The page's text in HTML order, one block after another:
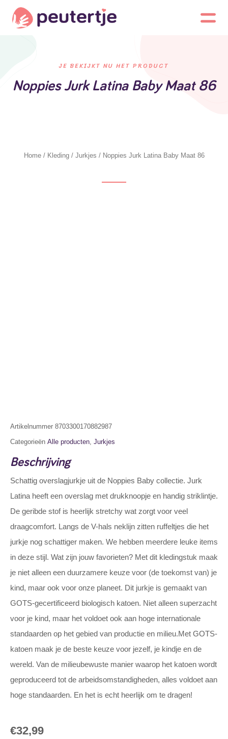
JE BEKIJKT NU HET PRODUCT
Noppies Jurk Latina Baby Maat 86
Home/ Kleding/ Jurkjes / Noppies Jurk Latina Baby Maat 86
Artikelnummer 8703300170882987
Categorieën Alle producten, Jurkjes
Beschrijving
Schattig overslagjurkje uit de Noppies Baby collectie. Jurk
Latina heeft een overslag met drukknoopje en handig striklintje.
De geribde stof is heerlijk stretchy wat zorgt voor veel
draagcomfort. Langs de V-hals neklijn zitten ruffeltjes die het
jurkje nog schattiger maken. We hebben meerdere leuke items
in deze stijl. Wat zijn jouw favorieten? Met dit kledingstuk maak
je niet alleen een duurzamere keuze voor (de toekomst van) je
kind, maar ook voor onze planeet. Dit jurkje is gemaakt van
GOTS-gecertificeerd biologisch katoen. Niet alleen superzacht
voor je kind, maar het voldoet ook aan hoge internationale
standaarden op het gebied van productie en milieu.Met GOTS-
katoen maak je de beste keuze voor jezelf, je kindje en de
wereld. Van de milieubewuste manier waarop het katoen wordt
geproduceerd tot de arbeidsomstandigheden, alles voldoet aan
hoge standaarden. En het is echt heerlijk om te dragen!
€32,99